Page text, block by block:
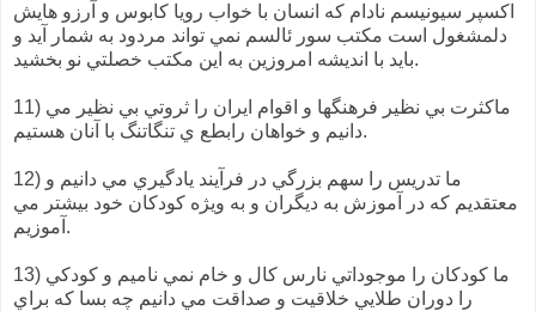
اكسپر سيونيسم نادام كه انسان با خواب رويا كابوس و آرزو هايش
دلمشغول است مكتب سور ئالسم نمي تواند مردود به شمار آيد و
بايد با انديشه امروزين به اين مكتب خصلتي نو بخشيد.
11) ماكثرت بي نظير فرهنگها و اقوام ايران را ثروتي بي نظير مي
دانيم و خواهان رابطع ي تنگاتنگ با آنان هستيم.
12) ما تدريس را سهم بزرگي در فرآيند يادگيري مي دانيم و
معتقديم كه در آموزش به ديگران و به ويژه كودكان خود بيشتر مي
آموزيم.
13) ما كودكان را موجوداتي نارس كال و خام نمي ناميم و كودكي
را دوران طلايي خلاقيت و صداقت مي دانيم چه بسا كه براي